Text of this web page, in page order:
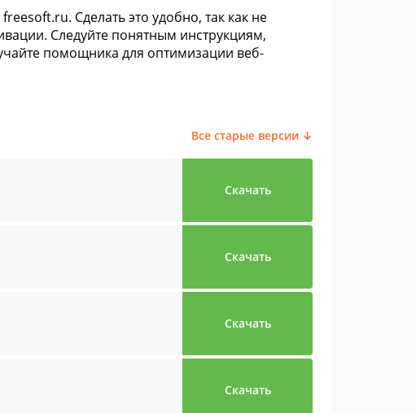
Сделать это удобно, так как не
Следуйте понятным инструкциям,
помощника для оптимизации веб-
Все старые версии ↓
Скачать
Скачать
Скачать
Скачать